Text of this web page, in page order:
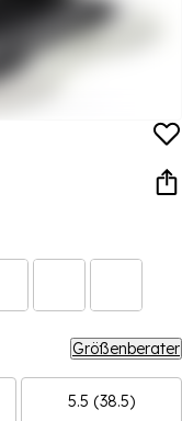
Größenberater
5.5 (38.5)